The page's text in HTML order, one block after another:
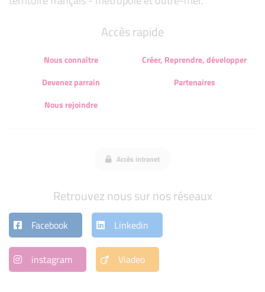
Accès rapide
Nous connaître
Créer, Reprendre, développer
Devenez parrain
Partenaires
Nous rejoindre
Accès intranet
Retrouvez nous sur nos réseaux
Facebook Linkedin
instagram Viadeo